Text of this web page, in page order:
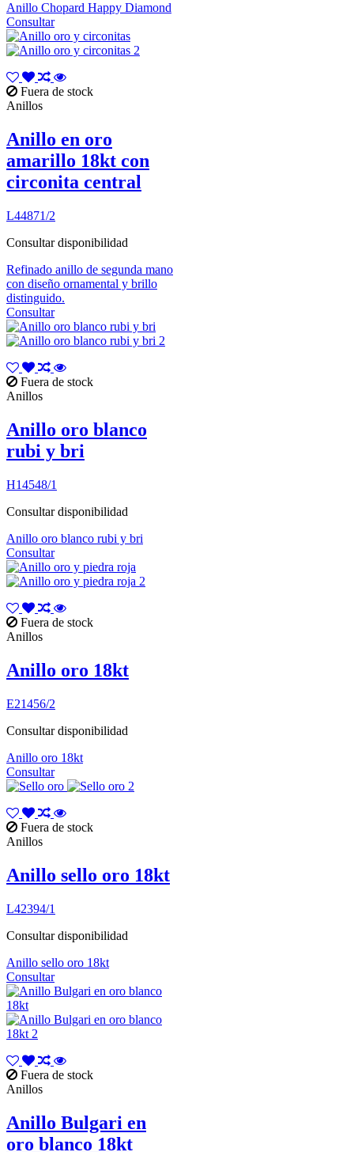
Anillo Chopard Happy Diamond
Consultar
Fuera de stock
Anillos
Anillo en oro
amarillo 18kt con
circonita central
L44871/2
Consultar disponibilidad
Refinado anillo de segunda mano
con diseño ornamental y brillo
distinguido.
Consultar
Fuera de stock
Anillos
Anillo oro blanco
rubi y bri
H14548/1
Consultar disponibilidad
Anillo oro blanco rubi y bri
Consultar
Fuera de stock
Anillos
Anillo oro 18kt
E21456/2
Consultar disponibilidad
Anillo oro 18kt
Consultar
Fuera de stock
Anillos
Anillo sello oro 18kt
L42394/1
Consultar disponibilidad
Anillo sello oro 18kt
Consultar
Fuera de stock
Anillos
Anillo Bulgari en
oro blanco 18kt